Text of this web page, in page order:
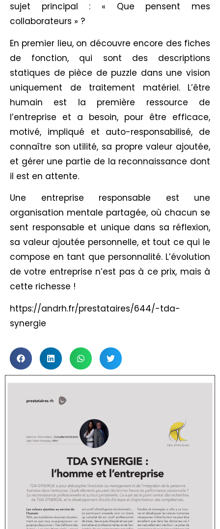
sujet principal : « Que pensent mes
collaborateurs » ?
En premier lieu, on découvre encore des fiches
de fonction, qui sont des descriptions
statiques de pièce de puzzle dans une vision
uniquement de traitement matériel. L’être
humain est la première ressource de
l’entreprise et a besoin, pour être efficace,
motivé, impliqué et auto-responsabilisé, de
connaître son utilité, sa propre valeur ajoutée,
et gérer une partie de la reconnaissance dont
il est en attente.
Une entreprise responsable est une
organisation mentale partagée, où chacun se
sent responsable et unique dans sa réflexion,
sa valeur ajoutée personnelle, et tout ce qui le
compose en tant que personnalité. L’évolution
de votre entreprise n’est pas à ce prix, mais à
cette richesse !
https://andrh.fr/prestataires/644/-tda-
synergie